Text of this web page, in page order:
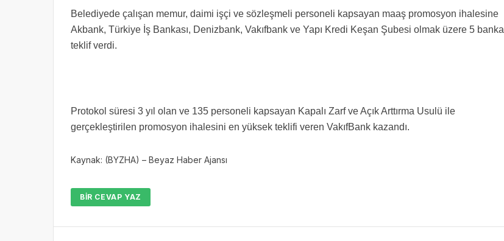
Belediyede çalışan memur, daimi işçi ve sözleşmeli personeli kapsayan maaş promosyon ihalesine
Akbank, Türkiye İş Bankası, Denizbank, Vakıfbank ve Yapı Kredi Keşan Şubesi olmak üzere 5 banka
teklif verdi.
Protokol süresi 3 yıl olan ve 135 personeli kapsayan Kapalı Zarf ve Açık Arttırma Usulü ile
gerçekleştirilen promosyon ihalesini en yüksek teklifi veren VakıfBank kazandı.
Kaynak: (BYZHA) – Beyaz Haber Ajansı
BIR CEVAP YAZ